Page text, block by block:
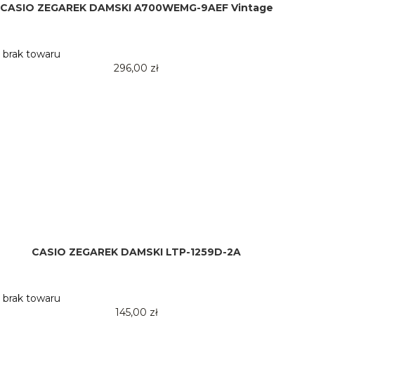
CASIO ZEGAREK DAMSKI A700WEMG-9AEF Vintage
brak towaru
296,00 zł
CASIO ZEGAREK DAMSKI LTP-1259D-2A
brak towaru
145,00 zł